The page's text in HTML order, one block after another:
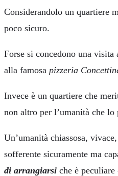
Considerandolo un quartiere
poco sicuro.
Forse si concedono una visita
alla famosa pizzeria
Invece è un quartiere che
non altro per l’umanità che lo
Un’umanità chiassosa,
sofferente sicuramente ma
di arrangiarsi che è